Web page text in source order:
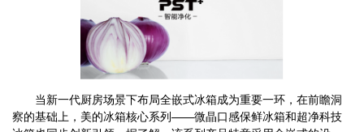
当新一代厨房场景下布局全嵌式冰箱成为重要一环，在前瞻洞
察的基础上，美的冰箱核心系列——微晶口感保鲜冰箱和超净科技